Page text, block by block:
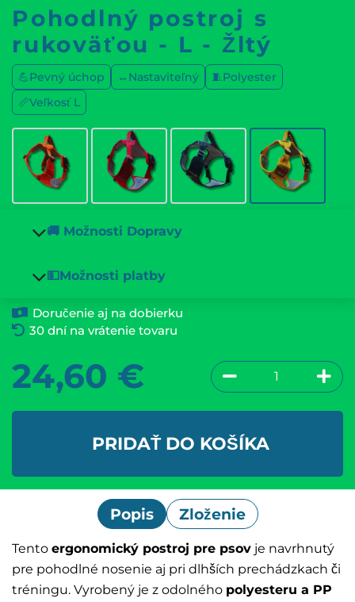
Pohodlný postroj s
rukoväťou - L - Žltý
💪Pevný úchop ↔️Nastaviteľný
🧵Polyester
📏Veľkosť L
🚚 Možnosti Dopravy
💵Možnosti platby
Doručenie aj na dobierku
30 dní na vrátenie tovaru
24,60 €
PRIDAŤ DO KOŠÍKA
Popis Zloženie
Tento ergonomický postroj pre psov je navrhnutý
pre pohodlné nosenie aj pri dlhších prechádzkach či
tréningu. Vyrobený je z odolného polyesteru a PP